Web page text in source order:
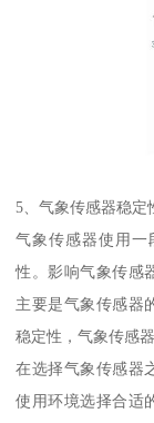
5、气象传感器稳定
气象传感器使用
性。影响气象传感
主要是气象传感器
稳定性，气象传感
在选择气象传感器
使用环境选择合适